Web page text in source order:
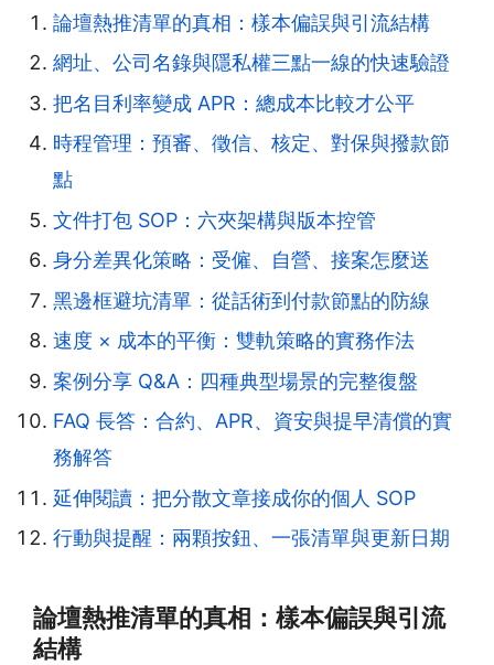
論壇熱推清單的真相：樣本偏誤與引流結構
網址、公司名錄與隱私權三點一線的快速驗證
把名目利率變成 APR：總成本比較才公平
時程管理：預審、徵信、核定、對保與撥款節
點
文件打包 SOP：六夾架構與版本控管
身分差異化策略：受僱、自營、接案怎麼送
黑邊框避坑清單：從話術到付款節點的防線
速度 × 成本的平衡：雙軌策略的實務作法
案例分享 Q&A：四種典型場景的完整復盤
FAQ 長答：合約、APR、資安與提早清償的實
務解答
延伸閱讀：把分散文章接成你的個人 SOP
行動與提醒：兩顆按鈕、一張清單與更新日期
論壇熱推清單的真相：樣本偏誤與引流
結構